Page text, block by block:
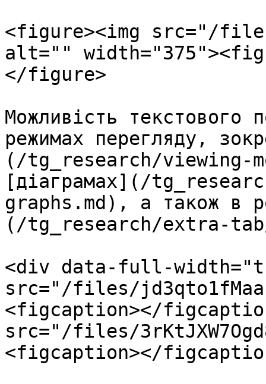
<figure><img src="/files/
alt=""
</figure>
Можливість текстового
режимах перегляду,
(/tg_research/viewing-
[діаграмах](/
graphs.md), а також в
(/tg_research/extra-
<div data-full-
src="/files/
<figcaption></
src="/files/
<figcaption></